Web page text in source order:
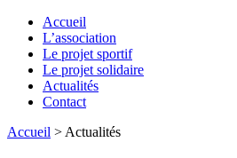
Accueil
L’association
Le projet sportif
Le projet solidaire
Actualités
Contact
Accueil > Actualités